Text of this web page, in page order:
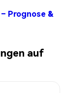
Prognose &
auf